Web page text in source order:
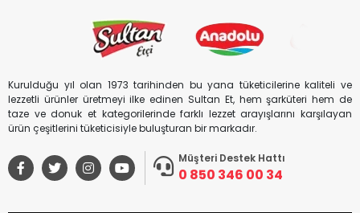
Kurulduğu yıl olan 1973 tarihinden bu yana tüketicilerine kaliteli ve
lezzetli ürünler üretmeyi ilke edinen Sultan Et, hem şarküteri hem de
taze ve donuk et kategorilerinde farklı lezzet arayışlarını karşılayan
ürün çeşitlerini tüketicisiyle buluşturan bir markadır.
Müşteri Destek Hattı
0 850 346 00 34